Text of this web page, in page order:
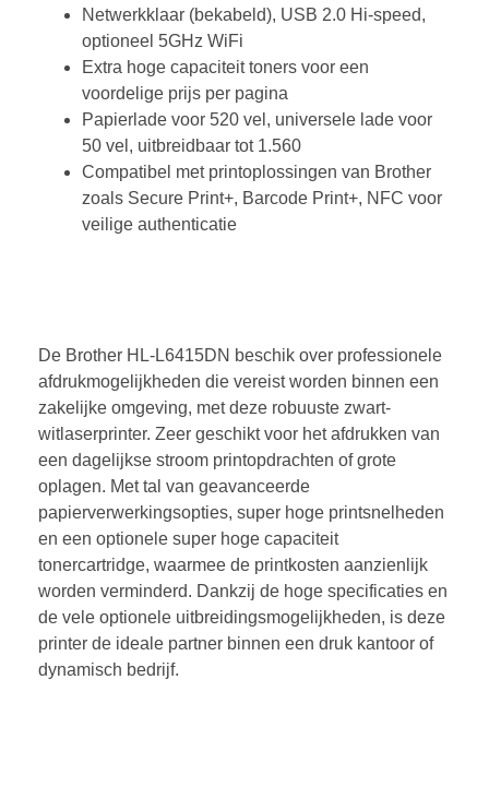
Netwerkklaar (bekabeld), USB 2.0 Hi-speed,
optioneel 5GHz WiFi
Extra hoge capaciteit toners voor een
voordelige prijs per pagina
Papierlade voor 520 vel, universele lade voor
50 vel, uitbreidbaar tot 1.560
Compatibel met printoplossingen van Brother
zoals Secure Print+, Barcode Print+, NFC voor
veilige authenticatie
De Brother HL-L6415DN beschik over professionele
afdrukmogelijkheden die vereist worden binnen een
zakelijke omgeving, met deze robuuste zwart-
witlaserprinter. Zeer geschikt voor het afdrukken van
een dagelijkse stroom printopdrachten of grote
oplagen. Met tal van geavanceerde
papierverwerkingsopties, super hoge printsnelheden
en een optionele super hoge capaciteit
tonercartridge, waarmee de printkosten aanzienlijk
worden verminderd. Dankzij de hoge specificaties en
de vele optionele uitbreidingsmogelijkheden, is deze
printer de ideale partner binnen een druk kantoor of
dynamisch bedrijf.